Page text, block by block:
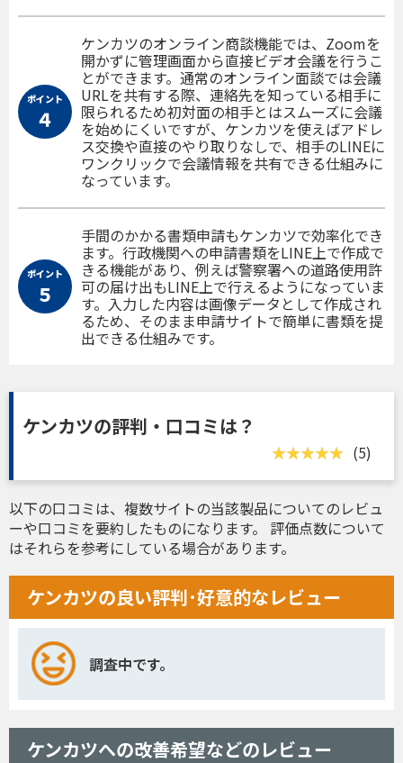
ポイント
４
ケンカツのオンライン商談機能では、Zoomを
開かずに管理画面から直接ビデオ会議を行うこ
とができます。通常のオンライン面談では会議
URLを共有する際、連絡先を知っている相手に
限られるため初対面の相手とはスムーズに会議
を始めにくいですが、ケンカツを使えばアドレ
ス交換や直接のやり取りなしで、相手のLINEに
ワンクリックで会議情報を共有できる仕組みに
なっています。
ポイント
５
手間のかかる書類申請もケンカツで効率化でき
ます。行政機関への申請書類をLINE上で作成で
きる機能があり、例えば警察署への道路使用許
可の届け出もLINE上で行えるようになっていま
す。入力した内容は画像データとして作成され
るため、そのまま申請サイトで簡単に書類を提
出できる仕組みです。
ケンカツの評判・口コミは？
(5)
以下の口コミは、複数サイトの当該製品についてのレビュ
ーや口コミを要約したものになります。 評価点数について
はそれらを参考にしている場合があります。
ケンカツの良い評判･好意的なレビュー
調査中です。
ケンカツへの改善希望などのレビュー